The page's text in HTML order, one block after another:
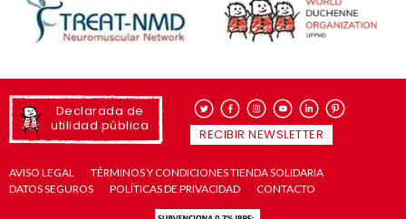
Declarada de
utilidad pública
RECIBIR NEWSLETTER
AVISO LEGAL
TÉRMINOS Y CONDICIONES TIENDA SOLIDARIA
DATOS SEGUROS
POLÍTICAS DE PRIVACIDAD CONTACTO